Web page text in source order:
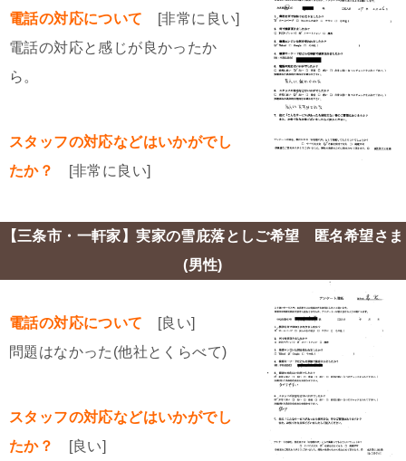
電話の対応について [非常に良い]
電話の対応と感じが良かったか
ら。
スタッフの対応などはいかがでし
たか？
[非常に良い]
【三条市・一軒家】実家の雪庇落としご希望 匿名希望さま
(男性)
電話の対応について [良い]
問題はなかった(他社とくらべて)
スタッフの対応などはいかがでし
たか？
[良い]